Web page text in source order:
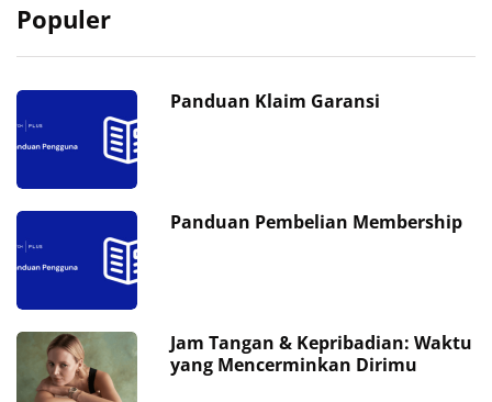
Populer
Panduan Klaim Garansi
Panduan Pembelian Membership
Jam Tangan & Kepribadian: Waktu
yang Mencerminkan Dirimu